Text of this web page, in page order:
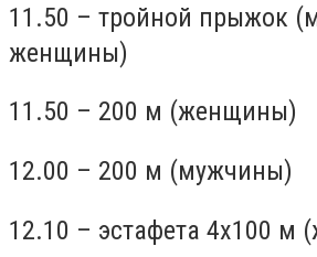
11.50 – тройной прыжок
женщины)
11.50 – 200 м (женщины)
12.00 – 200 м (мужчины)
12.10 – эстафета 4х100 м